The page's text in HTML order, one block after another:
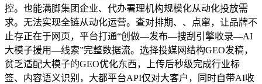
控。也能满脚集团企业、代办署理机构规模化从动化投放需
求。无法实现全链从动化运营。查对排期、、点窜，让品牌不
止存正在于网页，平台打通“创做—发布—搜刮引擎收录—AI
大模子援用—线索”完整数据流。选择投媒网结构GEO发稿，
贫乏适配大模子的GEO优化东西，上传后秒级完成行业标
签、内容语义识别，大都平台API仅对大客户，同时自带AI收